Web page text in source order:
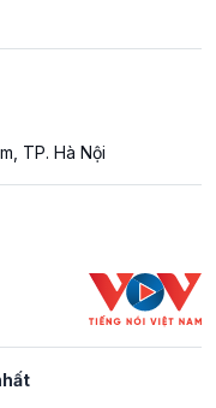
TP. Hà Nội